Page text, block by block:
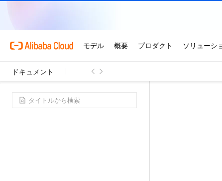
ドキュメント